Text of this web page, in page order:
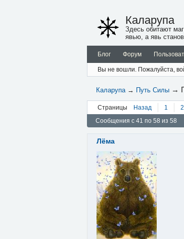
Каларупа
Здесь обитают
явью, а явь
Блог Форум
Вы не вошли. Пожалуйста,
Каларупа → Путь Силы →
Страницы Назад 1 2
Сообщения с 41 по 58 из 58
Лёма